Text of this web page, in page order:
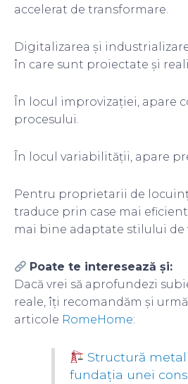
accelerat de transformare.
Digitalizarea și
în care sunt proiectate și
În locul improvizației, apare
procesului.
În locul variabilității, apare
Pentru proprietarii de
traduce prin case mai
mai bine adaptate stilului de
Poate te interesează și:
Dacă vrei să aprofundezi
reale, îți recomandăm și
articole RomeHome:
Structură
fundația unei